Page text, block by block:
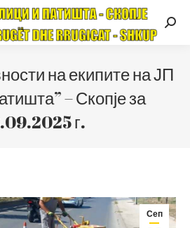
на екипите на ЈП
– Скопје за
г.
Сеп